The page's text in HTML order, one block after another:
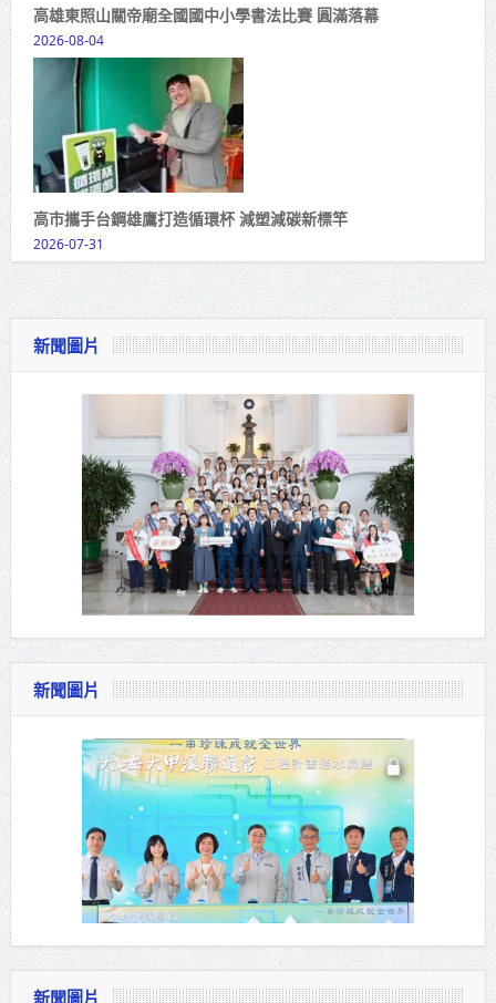
高雄東照山關帝廟全國國中小學書法比賽 圓滿落幕
2026-08-04
高市攜手台鋼雄鷹打造循環杯 減塑減碳新標竿
2026-07-31
新聞圖片
新聞圖片
新聞圖片